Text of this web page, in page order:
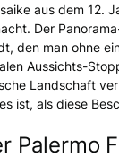
aus dem 12.
Der
den man ohne
Aussichts-
Landschaft
ist, als diese
Palermo